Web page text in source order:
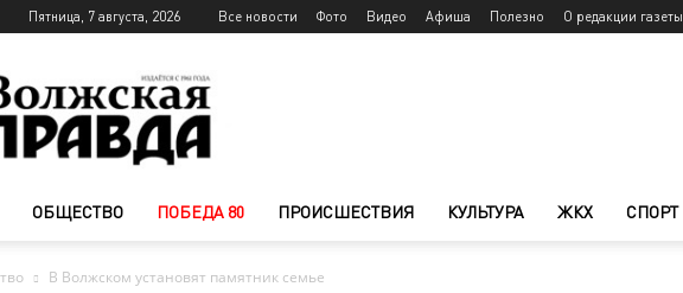
Пятница, 7 августа, 2026 Все новости Фото Видео Афиша Полезно О редакции газеты
Волжского
—
Волжская
ОБЩЕСТВО ПОБЕДА 80 ПРОИСШЕСТВИЯ КУЛЬТУРА ЖКХ СПОРТ
В Волжском установят памятник семье